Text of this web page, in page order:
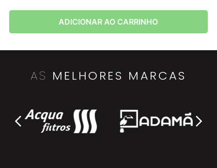
ADICIONAR AO CARRINHO
AS MELHORES MARCAS